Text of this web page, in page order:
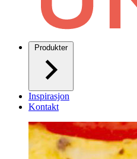
Produkter
Inspirasjon
Kontakt